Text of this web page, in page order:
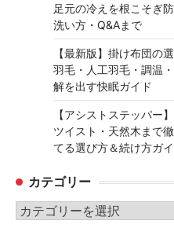
足元の冷えを根こそぎ
洗い方・Q&Aまで
【最新版】掛け布団の
羽毛・人工羽毛・調温
解を出す快眠ガイド
【アシストステッパー
ツイスト・天然木まで
てる選び方＆続け方ガ
カテゴリー
カ